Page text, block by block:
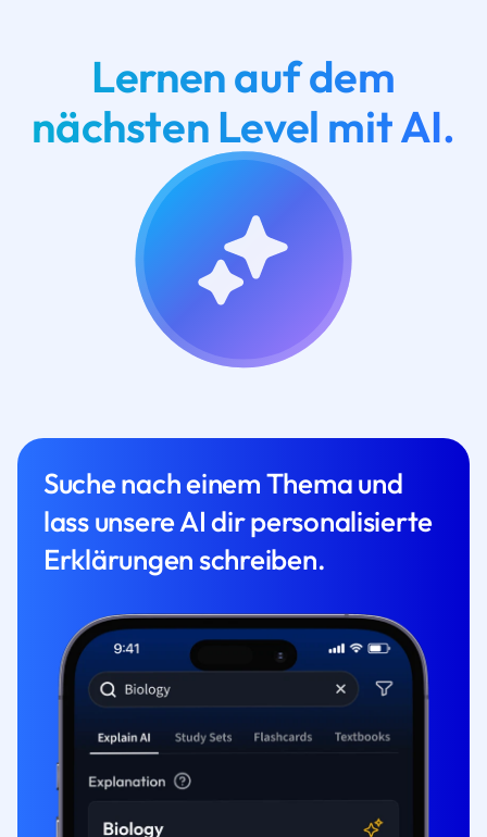
Lernen auf dem
nächsten Level mit AI.
Suche nach einem Thema und
lass unsere AI dir personalisierte
Erklärungen schreiben.